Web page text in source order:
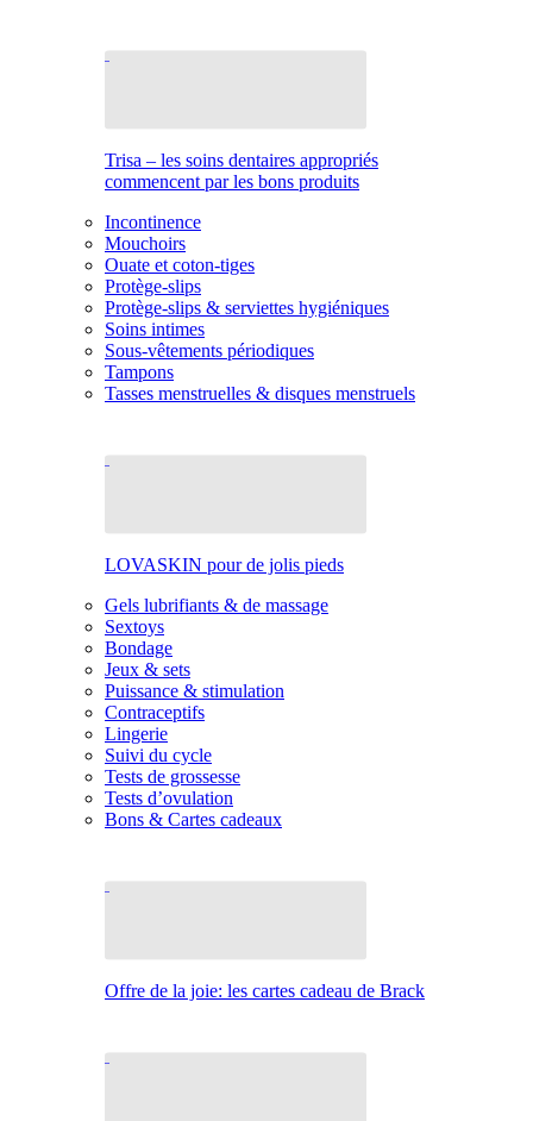
Trisa – les soins dentaires appropriés
commencent par les bons produits
Incontinence
Mouchoirs
Ouate et coton-tiges
Protège-slips
Protège-slips & serviettes hygiéniques
Soins intimes
Sous-vêtements périodiques
Tampons
Tasses menstruelles & disques menstruels
LOVASKIN pour de jolis pieds
Gels lubrifiants & de massage
Sextoys
Bondage
Jeux & sets
Puissance & stimulation
Contraceptifs
Lingerie
Suivi du cycle
Tests de grossesse
Tests d’ovulation
Bons & Cartes cadeaux
Offre de la joie: les cartes cadeau de Brack